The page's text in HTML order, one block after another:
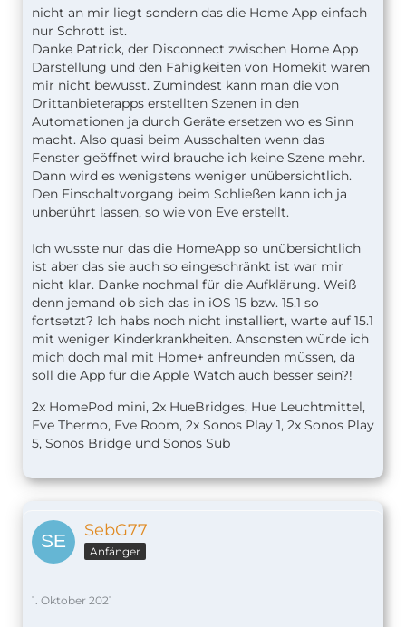
nicht an mir liegt sondern das die Home App einfach
nur Schrott ist.
Danke Patrick, der Disconnect zwischen Home App
Darstellung und den Fähigkeiten von Homekit waren
mir nicht bewusst. Zumindest kann man die von
Drittanbieterapps erstellten Szenen in den
Automationen ja durch Geräte ersetzen wo es Sinn
macht. Also quasi beim Ausschalten wenn das
Fenster geöffnet wird brauche ich keine Szene mehr.
Dann wird es wenigstens weniger unübersichtlich.
Den Einschaltvorgang beim Schließen kann ich ja
unberührt lassen, so wie von Eve erstellt.
Ich wusste nur das die HomeApp so unübersichtlich
ist aber das sie auch so eingeschränkt ist war mir
nicht klar. Danke nochmal für die Aufklärung. Weiß
denn jemand ob sich das in iOS 15 bzw. 15.1 so
fortsetzt? Ich habs noch nicht installiert, warte auf 15.1
mit weniger Kinderkrankheiten. Ansonsten würde ich
mich doch mal mit Home+ anfreunden müssen, da
soll die App für die Apple Watch auch besser sein?!
2x HomePod mini, 2x HueBridges, Hue Leuchtmittel,
Eve Thermo, Eve Room, 2x Sonos Play 1, 2x Sonos Play
5, Sonos Bridge und Sonos Sub
SebG77
Anfänger
1. Oktober 2021